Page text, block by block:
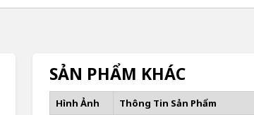
SẢN PHẨM KHÁC
Hình Ảnh Thông Tin Sản Phẩm